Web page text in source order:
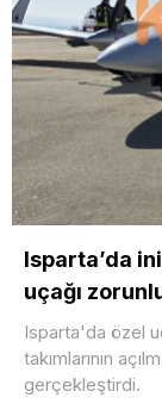
Isparta’da
uçağı
Isparta'da özel
takımlarının
gerçekleştirdi.